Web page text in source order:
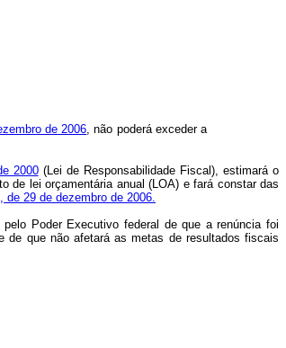
de 2006, não poderá exceder a
2000(Lei de Responsabilidade Fiscal), estimará o
de lei orçamentária anual (LOA) e fará constar das
de 29 de dezembro de 2006.
Poder Executivo federal de que a renúncia foi
de que não afetará as metas de resultados fiscais